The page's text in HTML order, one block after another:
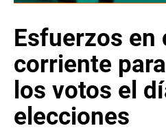
Esfuerzos en
corriente
los votos el
elecciones